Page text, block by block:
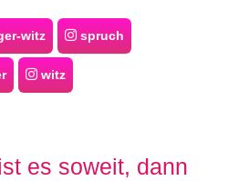
witz spruch
witz
es soweit, dann